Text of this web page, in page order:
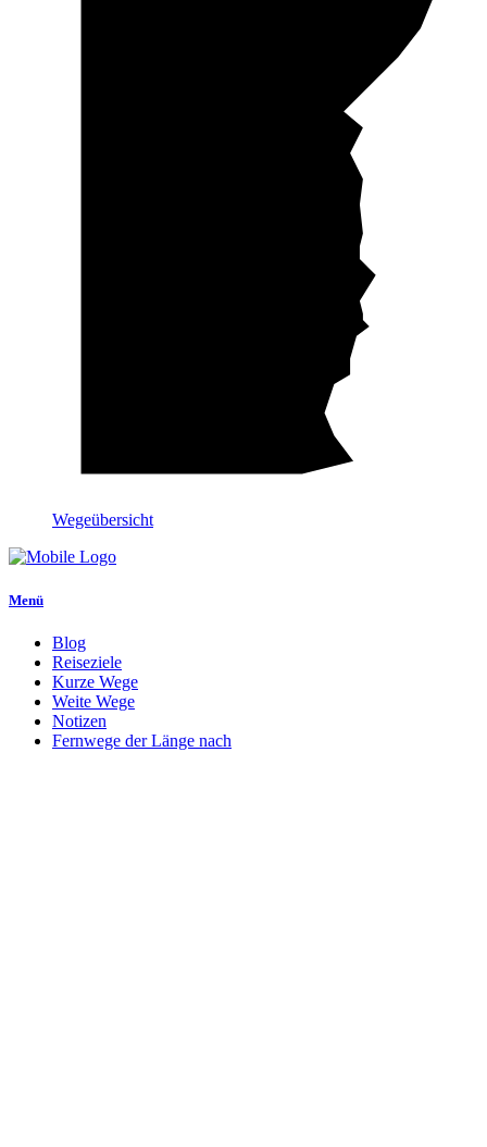
Wegeübersicht
Menü
Blog
Reiseziele
Kurze Wege
Weite Wege
Notizen
Fernwege der Länge nach